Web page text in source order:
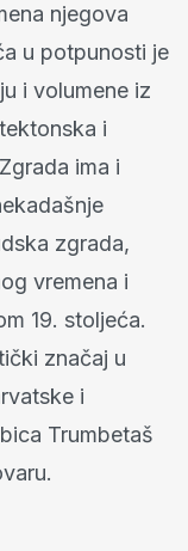
njegova
u potpunosti je
i volumene iz
i
ima i
zgrada,
vremena i
19. stoljeća.
značaj u
i
Trumbetaš